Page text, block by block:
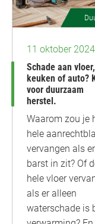
11 oktober 2024
Schade aan vloer,
keuken of auto?
voor duurzaam
herstel.
Waarom zou je
hele
vervangen als
barst in zit? Of
hele vloer
als er alleen
waterschade is